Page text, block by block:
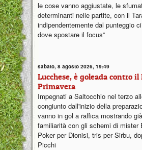
le cose vanno aggiustate, le
determinanti nelle partite, con il
indipendentemente dal punteggio
dove spostare il focus”
sabato, 8 agosto 2026, 19:49
Lucchese, è goleada contro
Primavera
Impegnati a Saltocchio nel terzo
congiunto dall'inizio della
vanno in gol a raffica mostrando
familiarità con gli schemi di mister
Poker per Dionisi, tris per Sirbu,
Picchi